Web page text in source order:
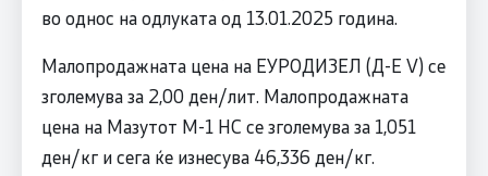
во однос на одлуката од 13.01.2025 година.
Малопродажната цена на ЕУРОДИЗЕЛ (Д-Е V) се
зголемува за 2,00 ден/лит. Малопродажната
цена на Мазутот М-1 НС се зголемува за 1,051
ден/кг и сега ќе изнесува 46,336 ден/кг.